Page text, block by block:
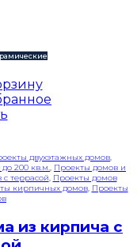
двухэтажных домов,
200 кв.м., Проекты домов и
террасой, Проекты домов
кирпичных домов, Проекты
из кирпича с